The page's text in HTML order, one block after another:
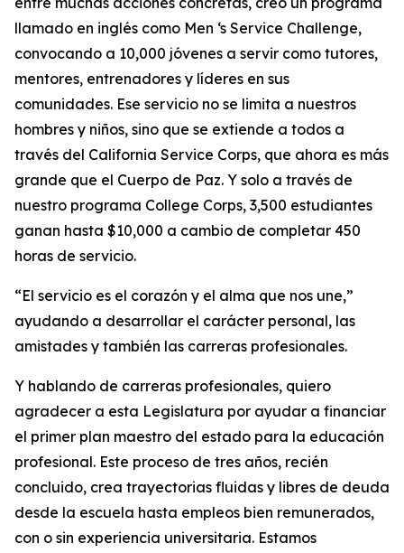
llamado en inglés como Men ‘s Service Challenge,
convocando a 10,000 jóvenes a servir como tutores,
mentores, entrenadores y líderes en sus
comunidades. Ese servicio no se limita a nuestros
hombres y niños, sino que se extiende a todos a
través del California Service Corps, que ahora es más
grande que el Cuerpo de Paz. Y solo a través de
nuestro programa College Corps, 3,500 estudiantes
ganan hasta $10,000 a cambio de completar 450
horas de servicio.
“El servicio es el corazón y el alma que nos une,”
ayudando a desarrollar el carácter personal, las
amistades y también las carreras profesionales.
Y hablando de carreras profesionales, quiero
agradecer a esta Legislatura por ayudar a financiar
el primer plan maestro del estado para la educación
profesional. Este proceso de tres años, recién
concluido, crea trayectorias fluidas y libres de deuda
desde la escuela hasta empleos bien remunerados,
con o sin experiencia universitaria. Estamos